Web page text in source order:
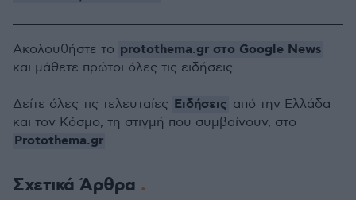
Σχετικά Άρθρα
Ακολουθήστε το protothema.gr στο Google News
και μάθετε πρώτοι όλες τις ειδήσεις
Δείτε όλες τις τελευταίες Ειδήσεις από την Ελλάδα
και τον Κόσμο, τη στιγμή που συμβαίνουν, στο
Protothema.gr